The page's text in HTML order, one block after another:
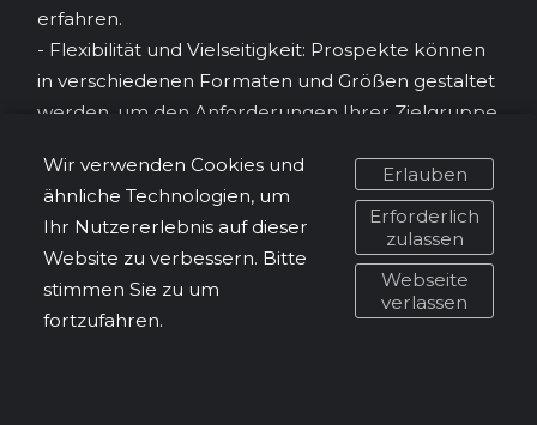
erfahren.
- Flexibilität und Vielseitigkeit: Prospekte können
in verschiedenen Formaten und Größen gestaltet
werden, um den Anforderungen Ihrer Zielgruppe
auch gedruckt verwendet werden, um Ihre
Marketingbotschaft effektiv zu verbreiten.
Lassen Sie mich Ihnen dabei helfen, Prospekte zu
gestalten, die Ihre Produkte oder
Dienstleistungen optimal präsentieren und Ihre
Wir verwenden Cookies und
ähnliche Technologien, um
Ihr Nutzererlebnis auf dieser
Website zu verbessern. Bitte
stimmen Sie zu um
fortzufahren.
Erlauben
Erforderlich
zulassen
Webseite
verlassen